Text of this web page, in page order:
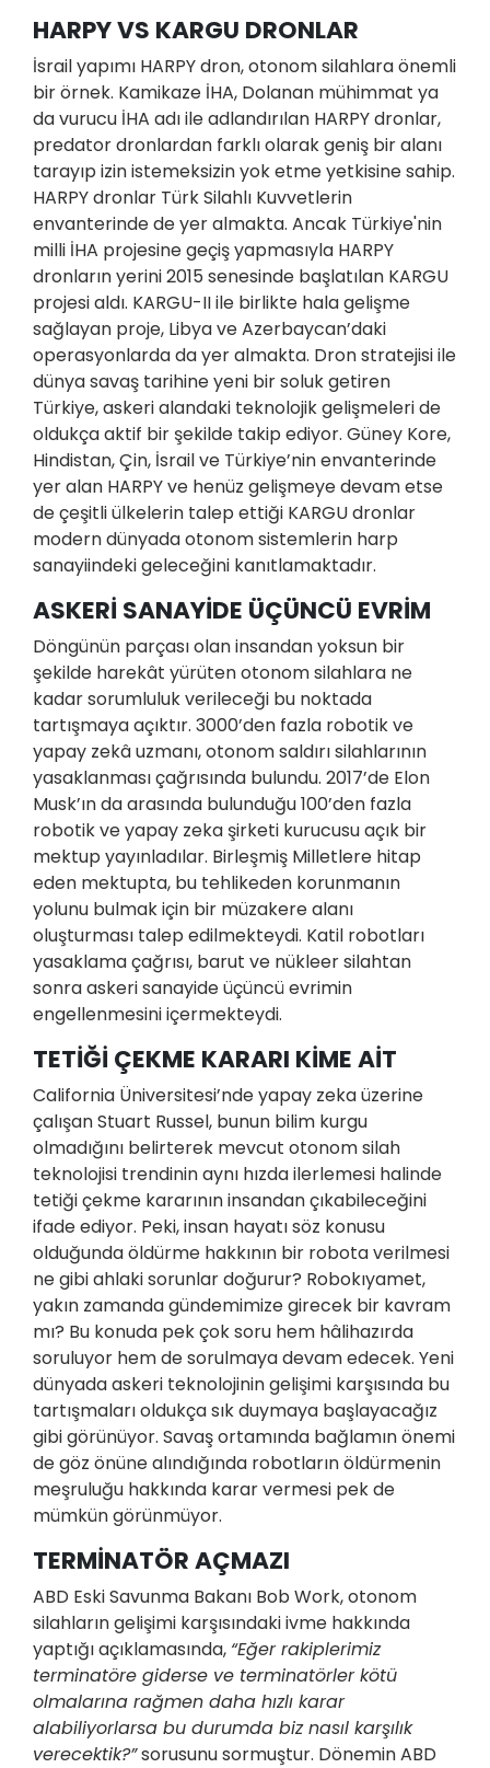
HARPY VS KARGU DRONLAR
İsrail yapımı HARPY dron, otonom silahlara önemli
bir örnek. Kamikaze İHA, Dolanan mühimmat ya
da vurucu İHA adı ile adlandırılan HARPY dronlar,
predator dronlardan farklı olarak geniş bir alanı
tarayıp izin istemeksizin yok etme yetkisine sahip.
HARPY dronlar Türk Silahlı Kuvvetlerin
envanterinde de yer almakta. Ancak Türkiye'nin
milli İHA projesine geçiş yapmasıyla HARPY
dronların yerini 2015 senesinde başlatılan KARGU
projesi aldı. KARGU-II ile birlikte hala gelişme
sağlayan proje, Libya ve Azerbaycan’daki
operasyonlarda da yer almakta. Dron stratejisi ile
dünya savaş tarihine yeni bir soluk getiren
Türkiye, askeri alandaki teknolojik gelişmeleri de
oldukça aktif bir şekilde takip ediyor. Güney Kore,
Hindistan, Çin, İsrail ve Türkiye’nin envanterinde
yer alan HARPY ve henüz gelişmeye devam etse
de çeşitli ülkelerin talep ettiği KARGU dronlar
modern dünyada otonom sistemlerin harp
sanayiindeki geleceğini kanıtlamaktadır.
ASKERİ SANAYİDE ÜÇÜNCÜ EVRİM
Döngünün parçası olan insandan yoksun bir
şekilde harekât yürüten otonom silahlara ne
kadar sorumluluk verileceği bu noktada
tartışmaya açıktır. 3000’den fazla robotik ve
yapay zekâ uzmanı, otonom saldırı silahlarının
yasaklanması çağrısında bulundu. 2017’de Elon
Musk’ın da arasında bulunduğu 100’den fazla
robotik ve yapay zeka şirketi kurucusu açık bir
mektup yayınladılar. Birleşmiş Milletlere hitap
eden mektupta, bu tehlikeden korunmanın
yolunu bulmak için bir müzakere alanı
oluşturması talep edilmekteydi. Katil robotları
yasaklama çağrısı, barut ve nükleer silahtan
sonra askeri sanayide üçüncü evrimin
engellenmesini içermekteydi.
TETİĞİ ÇEKME KARARI KİME AİT
California Üniversitesi’nde yapay zeka üzerine
çalışan Stuart Russel, bunun bilim kurgu
olmadığını belirterek mevcut otonom silah
teknolojisi trendinin aynı hızda ilerlemesi halinde
tetiği çekme kararının insandan çıkabileceğini
ifade ediyor. Peki, insan hayatı söz konusu
olduğunda öldürme hakkının bir robota verilmesi
ne gibi ahlaki sorunlar doğurur? Robokıyamet,
yakın zamanda gündemimize girecek bir kavram
mı? Bu konuda pek çok soru hem hâlihazırda
soruluyor hem de sorulmaya devam edecek. Yeni
dünyada askeri teknolojinin gelişimi karşısında bu
tartışmaları oldukça sık duymaya başlayacağız
gibi görünüyor. Savaş ortamında bağlamın önemi
de göz önüne alındığında robotların öldürmenin
meşruluğu hakkında karar vermesi pek de
mümkün görünmüyor.
TERMİNATÖR AÇMAZI
ABD Eski Savunma Bakanı Bob Work, otonom
silahların gelişimi karşısındaki ivme hakkında
yaptığı açıklamasında, “Eğer rakiplerimiz
terminatöre giderse ve terminatörler kötü
olmalarına rağmen daha hızlı karar
alabiliyorlarsa bu durumda biz nasıl karşılık
verecektik?”sorusunu sormuştur. Dönemin ABD